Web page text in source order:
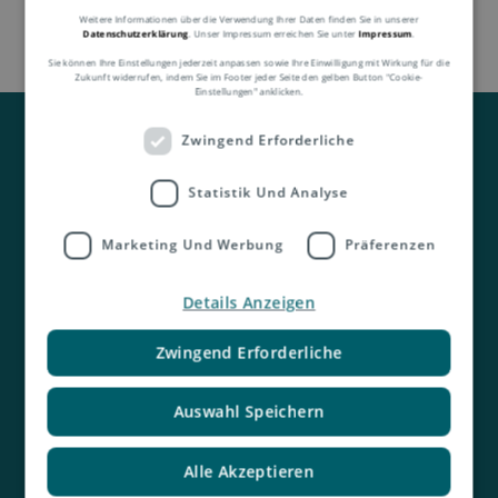
Kontakt
Weitere Informationen über die Verwendung Ihrer Daten finden Sie in unserer
Datenschutzerklärung . Unser Impressum erreichen Sie unterImpressum.
Sie können Ihre Einstellungen jederzeit anpassen sowie Ihre Einwilligung mit Wirkung für die
Zukunft widerrufen, indem Sie im Footer jeder Seite den gelben Button "Cookie-
Einstellungen" anklicken.
Zwingend Erforderliche
Statistik Und Analyse
Marketing Und Werbung Präferenzen
Auswahl Speichern
Alle Akzeptieren
Zwingend Erforderliche
Details Anzeigen